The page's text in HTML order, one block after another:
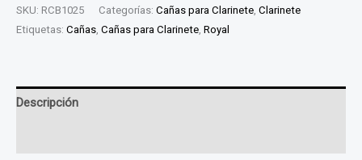
SKU: RCB1025 Categorías: Cañas para Clarinete Clarinete
Etiquetas: Cañas Cañas para Clarinete Royal
Descripción